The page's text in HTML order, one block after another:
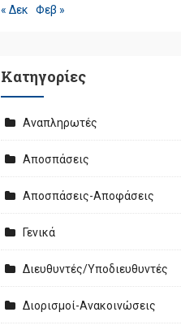
« Δεκ Φεβ »
Kατηγορίες
Αναπληρωτές
Αποσπάσεις
Αποσπάσεις-Αποφάσεις
Γενικά
Διευθυντές/Υποδιευθυντές
Διορισμοί-Ανακοινώσεις